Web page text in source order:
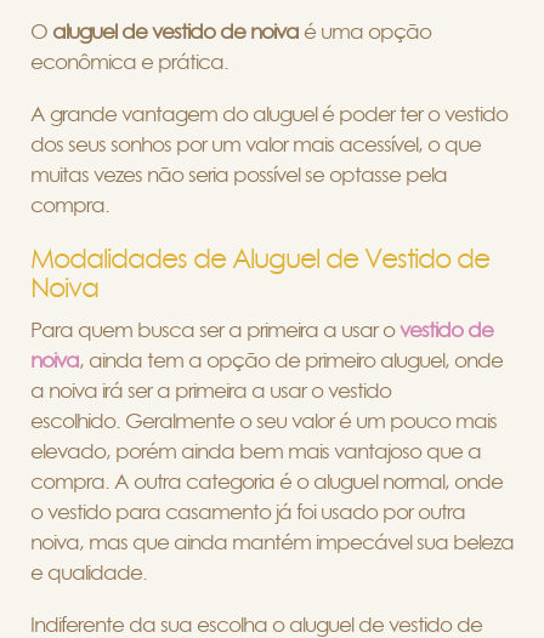
O aluguel de vestido de noiva é uma opção
econômica e prática.
A grande vantagem do aluguel é poder ter o vestido
dos seus sonhos por um valor mais acessível, o que
muitas vezes não seria possível se optasse pela
compra.
Modalidades de Aluguel de Vestido de
Noiva
Para quem busca ser a primeira a usar ovestido de
noiva, ainda tem a opção de primeiro aluguel, onde
a noiva irá ser a primeira a usar o vestido
escolhido. Geralmente o seu valor é um pouco mais
elevado, porém ainda bem mais vantajoso que a
compra. A outra categoria é o aluguel normal, onde
o vestido para casamento já foi usado por outra
noiva, mas que ainda mantém impecável sua beleza
e qualidade.
Indiferente da sua escolha o aluguel de vestido de